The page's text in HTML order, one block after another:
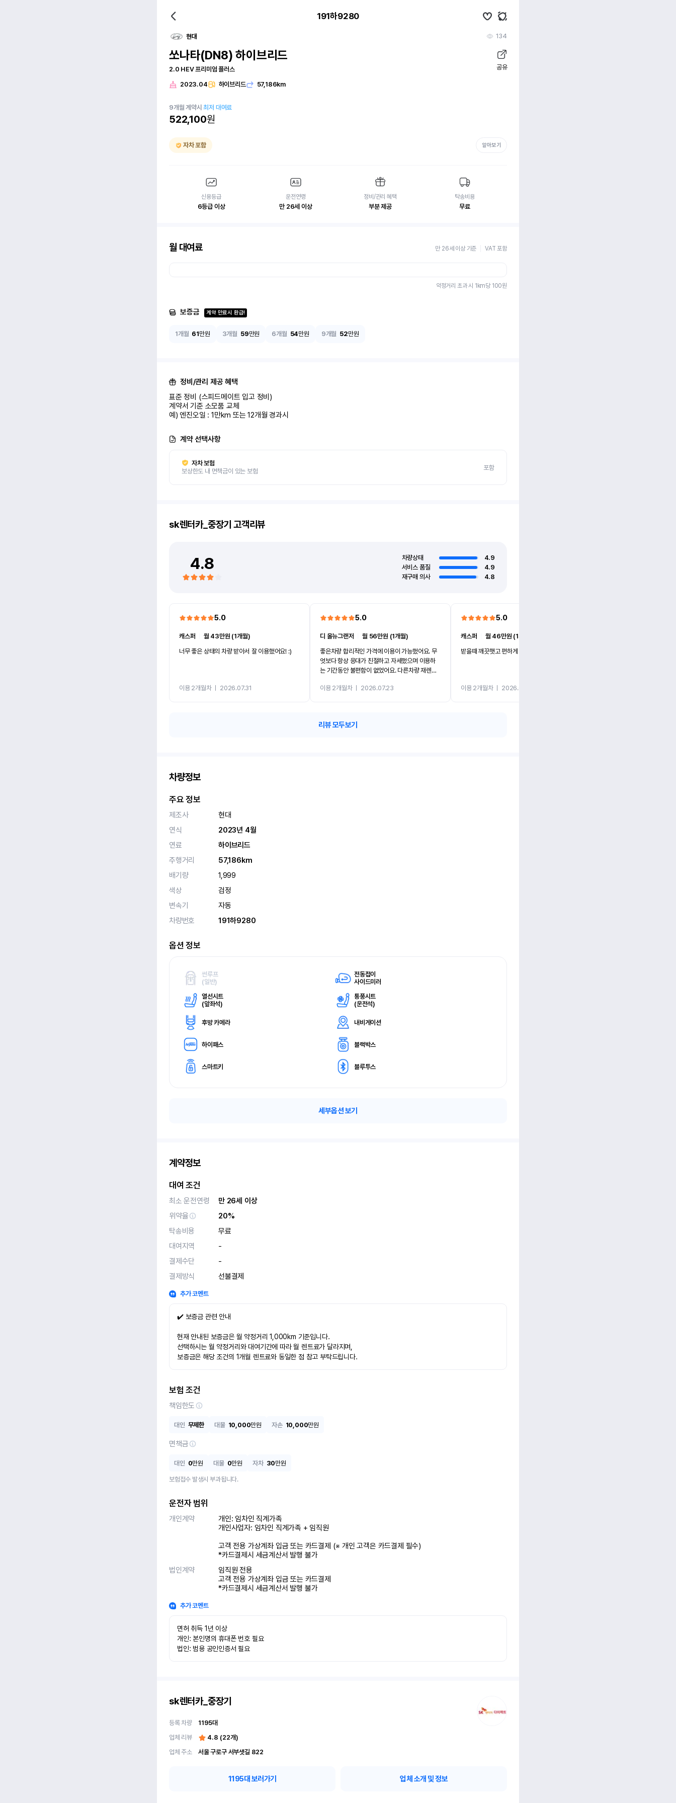
191하9280
현대 134
쏘나타(DN8) 하이브리드
2.0 HEV 프리미엄 플러스 공유
2023.04 하이브리드 57,186km
9개월 계약시최저 대여료
522,100원
자차 포함 알아보기
신용등급
6등급 이상
운전연령
만 26세 이상
정비/관리 혜택
부분 제공
탁송비용
무료
월 대여료 만 26세 이상 기준 VAT 포함
약정거리 초과 시 1km당 100원
보증금 계약 만료시 환급!
1개월 61만원 3개월 59만원 6개월 54만원 9개월 52만원
정비/관리 제공 혜택
표준 정비 (스피드메이트 입고 정비)
계약서 기준 소모품 교체
예) 엔진오일 : 1만km 또는 12개월 경과시
계약 선택사항
자차 보험
보상한도 내 면책금이 있는 보험
포함
sk렌터카_중장기 고객리뷰
4.8 차량상태
4.9
서비스 품질
4.9
재구매 의사
4.8
5.0
캐스퍼
월 43만원 (1개월)
너무 좋은 상태의 차량 받아서 잘 이용했어요! :)
이용 2개월차ㅣ 2026.07.31
5.0
디 올뉴그랜저 ㅣ월 56만원 (1개월)
좋은차량 합리적인 가격에 이용이 가능했어요. 무
엇보다 항상 응대가 친절하고 자세했으며 이용하
는 기간동안 불편함이 없었어요. 다른차량 재렌트
카 렌트 고민없이 강추합니다!!
이용 2개월차ㅣ 2026.07.23
5.0
캐스퍼
월 46만원 (1개월)
받을때 깨끗햇고 편하게 잘이용했습니다!
이용 2개월차ㅣ 2026.07.08
리뷰 모두보기
차량정보
주요 정보
제조사
현대
연식
2023년 4월
연료
하이브리드
주행거리
57,186km
배기량
1,999
색상
검정
변속기
자동
차량번호
191하9280
옵션 정보
썬루프
(일반)
전동접이
사이드미러
열선시트
(앞좌석)
통풍시트
(운전석)
후방 카메라 내비게이션
하이패스 블랙박스
스마트키 블루투스
세부옵션 보기
계약정보
대여 조건
최소 운전연령
만 26세 이상
위약율
20%
탁송비용
무료
대여지역
-
결제수단
-
결제방식
선불결제
추가 코멘트
✔️ 보증금 관련 안내
현재 안내된 보증금은 월 약정거리 1,000km 기준입니다.
선택하시는 월 약정거리와 대여기간에 따라 월 렌트료가 달라지며,
보증금은 해당 조건의 1개월 렌트료와 동일한 점 참고 부탁드립니다.
보험 조건
책임한도
대인 무제한 대물 10,000만원 자손 10,000만원
면책금
대인 0만원 대물 0만원 자차 30만원
보험접수 발생시 부과됩니다.
운전자 범위
개인계약
개인: 임차인 직계가족
개인사업자: 임차인 직계가족 + 임직원
고객 전용 가상계좌 입금 또는 카드결제 (※ 개인 고객은 카드결제 필수)
*카드결제시 세금계산서 발행 불가
법인계약
임직원 전용
고객 전용 가상계좌 입금 또는 카드결제
*카드결제시 세금계산서 발행 불가
추가 코멘트
면허 취득 1년 이상
개인: 본인명의 휴대폰 번호 필요
법인: 범용 공인인증서 필요
sk렌터카_중장기
등록 차량 1195대
업체 리뷰
4.8 (22개)
업체 주소
서울 구로구 서부샛길 822
1195대 보러가기 업체 소개 및 정보